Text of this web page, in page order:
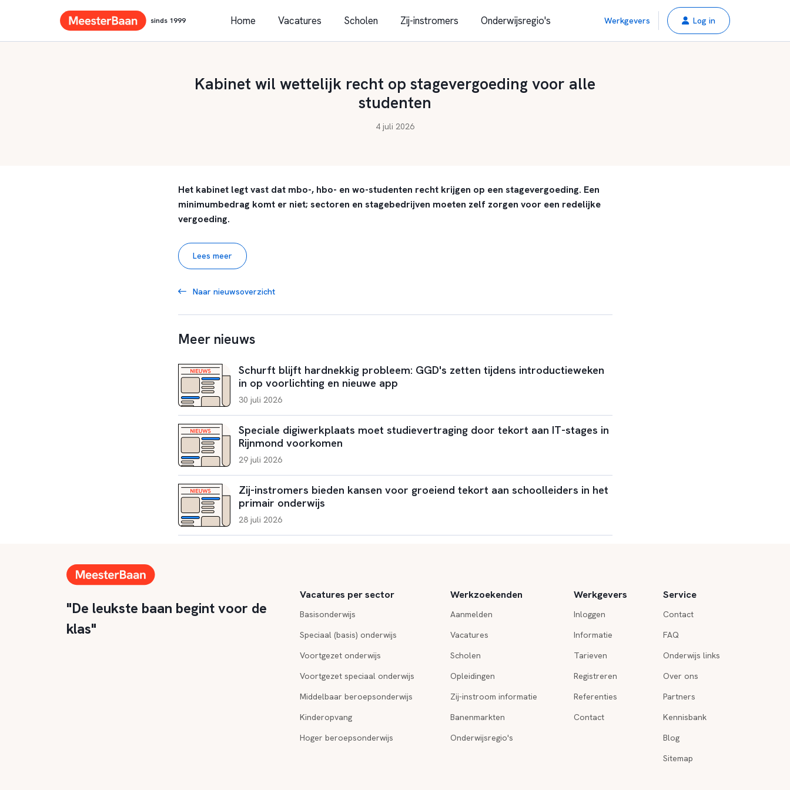
sinds 1999 Home Vacatures Scholen Zij-instromers Onderwijsregio's Werkgevers Log in
Kabinet wil wettelijk recht op stagevergoeding voor alle
studenten
4 juli 2026
Het kabinet legt vast dat mbo-, hbo- en wo-studenten recht krijgen op een stagevergoeding. Een
minimumbedrag komt er niet; sectoren en stagebedrijven moeten zelf zorgen voor een redelijke
vergoeding.
Lees meer
Naar nieuwsoverzicht
Meer nieuws
Schurft blijft hardnekkig probleem: GGD's zetten tijdens introductieweken
in op voorlichting en nieuwe app
30 juli 2026
Speciale digiwerkplaats moet studievertraging door tekort aan IT-stages in
Rijnmond voorkomen
29 juli 2026
Zij-instromers bieden kansen voor groeiend tekort aan schoolleiders in het
primair onderwijs
28 juli 2026
"De leukste baan begint voor de
klas"
Vacatures per sector
Basisonderwijs
Speciaal (basis) onderwijs
Voortgezet onderwijs
Voortgezet speciaal onderwijs
Middelbaar beroepsonderwijs
Kinderopvang
Hoger beroepsonderwijs
Werkzoekenden
Aanmelden
Vacatures
Scholen
Opleidingen
Zij-instroom informatie
Banenmarkten
Onderwijsregio's
Werkgevers
Inloggen
Informatie
Tarieven
Registreren
Referenties
Contact
Service
Contact
FAQ
Onderwijs links
Over ons
Partners
Kennisbank
Blog
Sitemap